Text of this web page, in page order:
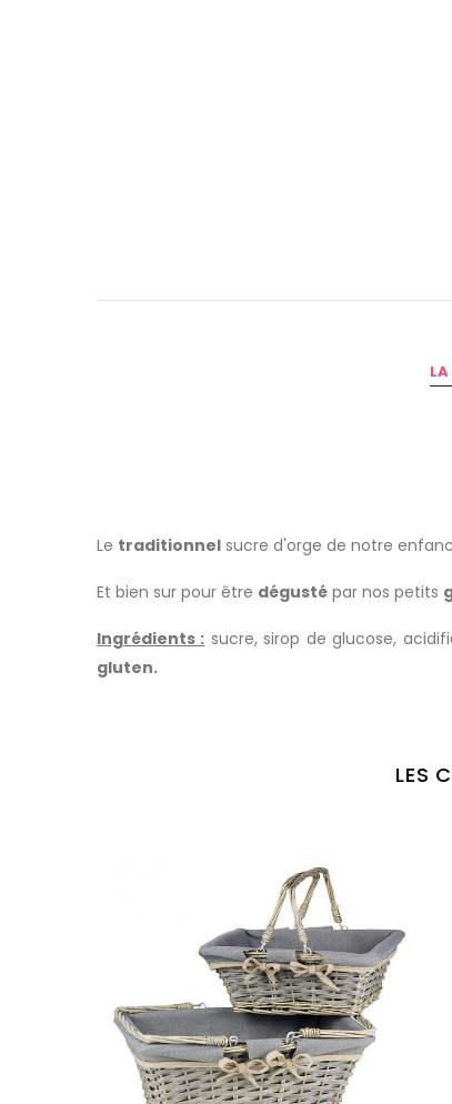
Le traditionnel sucre d'orge de notre
Et bien sur pour être dégusté par nos petits
Ingrédients : sucre, sirop de glucose,
gluten.
LES